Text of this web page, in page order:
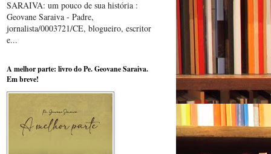
SARAIVA: um pouco de sua história :
Geovane Saraiva - Padre,
jornalista/0003721/CE, blogueiro, escritor
e...
A melhor parte: livro do Pe. Geovane Saraiva.
Em breve!